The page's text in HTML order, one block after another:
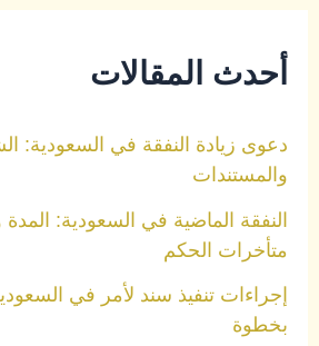
أحدث المقالات
دعوى زيادة النفقة في السعودية:
والمستندات
النفقة الماضية في السعودية:
متأخرات الحكم
إجراءات تنفيذ سند لأمر في
بخطوة